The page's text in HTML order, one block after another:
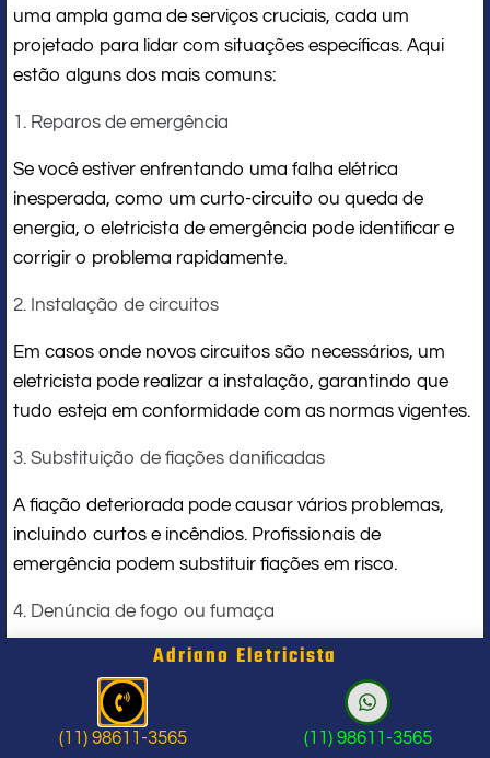
uma ampla gama de serviços cruciais, cada um
projetado para lidar com situações específicas. Aqui
estão alguns dos mais comuns:
1. Reparos de emergência
Se você estiver enfrentando uma falha elétrica
inesperada, como um curto-circuito ou queda de
energia, o eletricista de emergência pode identificar e
corrigir o problema rapidamente.
2. Instalação de circuitos
Em casos onde novos circuitos são necessários, um
eletricista pode realizar a instalação, garantindo que
tudo esteja em conformidade com as normas vigentes.
3. Substituição de fiações danificadas
A fiação deteriorada pode causar vários problemas,
incluindo curtos e incêndios. Profissionais de
emergência podem substituir fiações em risco.
4. Denúncia de fogo ou fumaça
Em casos de fumaça ou cheiro de queimado, um
eletricista de emergência pode investigar a fonte e
fornecer as soluções necessárias.
Adriano Eletricista
(11) 98611-3565 (11) 98611-3565